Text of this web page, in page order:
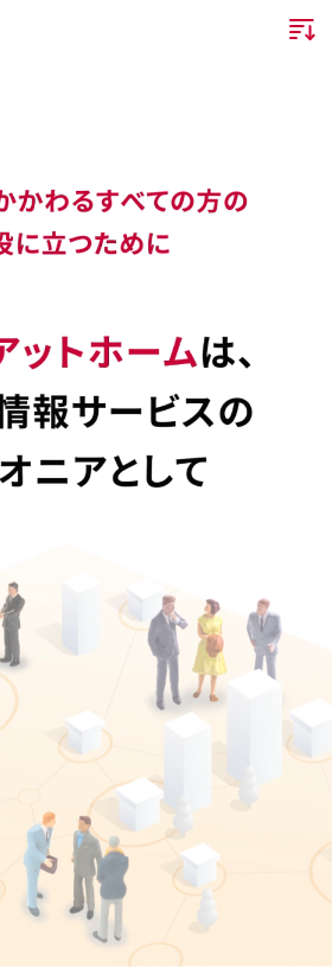
企業情報TOP
会社概要
事業所・グループ会社
沿革
DX戦略
CM・動画紹介
ニュース
お知らせ
ニュースリリース
調査データ
事業内容TOP
不動産会社間情報流通サービス
消費者向け不動産情報サービス
新卒採用情報
キャリア採用情報
お問合せ